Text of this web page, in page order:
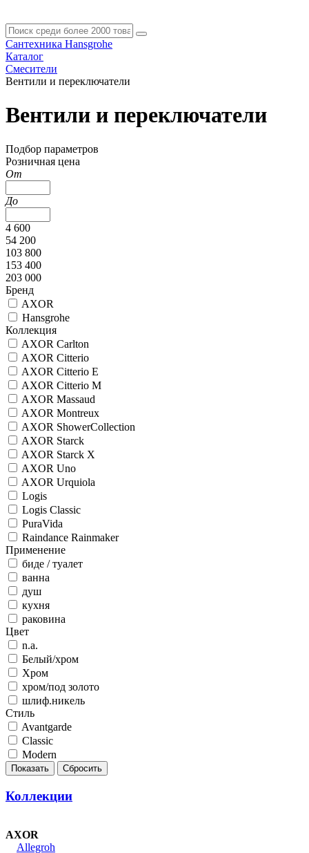
Сантехника Hansgrohe
Каталог
Смесители
Вентили и переключатели
Вентили и переключатели
Подбор параметров
Розничная цена
От
До
4 600
54 200
103 800
153 400
203 000
Бренд
AXOR
Hansgrohe
Коллекция
AXOR Carlton
AXOR Citterio
AXOR Citterio E
AXOR Citterio M
AXOR Massaud
AXOR Montreux
AXOR ShowerCollection
AXOR Starck
AXOR Starck X
AXOR Uno
AXOR Urquiola
Logis
Logis Classic
PuraVida
Raindance Rainmaker
Применение
биде / туалет
ванна
душ
кухня
раковина
Цвет
n.a.
Белый/хром
Хром
хром/под золото
шлиф.никель
Стиль
Avantgarde
Classic
Modern
Коллекции
AXOR
Allegroh